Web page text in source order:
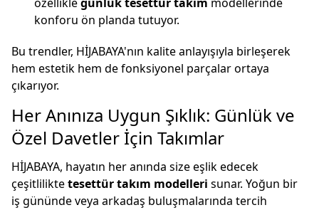
konforu ön planda tutuyor.
Bu trendler, HİJABAYA'nın kalite anlayışıyla birleşerek
hem estetik hem de fonksiyonel parçalar ortaya
çıkarıyor.
Her Anınıza Uygun Şıklık: Günlük ve
Özel Davetler İçin Takımlar
HİJABAYA, hayatın her anında size eşlik edecek
çeşitliliktetesettür takım modelleri sunar. Yoğun bir
iş gününde veya arkadaş buluşmalarında tercih